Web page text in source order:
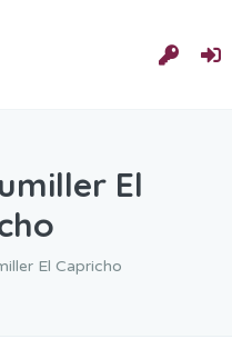
El
El Capricho